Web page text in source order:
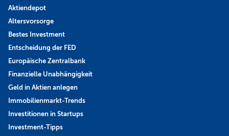
Aktiendepot
Altersvorsorge
Bestes Investment
Entscheidung der FED
Europäische Zentralbank
Finanzielle Unabhängigkeit
Geld in Aktien anlegen
Immobilienmarkt-Trends
Investitionen in Startups
Investment-Tipps